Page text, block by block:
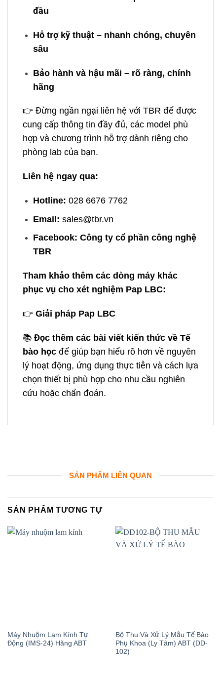
đầu
Hỗ trợ kỹ thuật – nhanh chóng, chuyên
sâu
Bảo hành và hậu mãi – rõ ràng, chính
hãng
👉 Đừng ngần ngại liên hệ với TBR để được
cung cấp thông tin đầy đủ, các model phù
hợp và chương trình hỗ trợ dành riêng cho
phòng lab của bạn.
Liên hệ ngay qua:
Hotline: 028 6676 7762
Email: sales@tbr.vn
Facebook: Công ty cổ phần công nghệ
TBR
Tham khảo thêm các dòng máy khác
phục vụ cho xét nghiệm Pap LBC:
👉 Giải pháp Pap LBC
📚 Đọc thêm các bài viết kiến thức về Tế
bào học để giúp bạn hiểu rõ hơn về nguyên
lý hoạt động, ứng dụng thực tiễn và cách lựa
chọn thiết bị phù hợp cho nhu cầu nghiên
cứu hoặc chẩn đoán.
SẢN PHẨM LIÊN QUAN
SẢN PHẨM TƯƠNG TỰ
Máy Nhuộm Lam Kính Tự
Động (IMS-24) Hãng ABT
Bộ Thu Và Xử Lý Mẫu Tế Bào
Phụ Khoa (Ly Tâm) ABT (DD-
102)